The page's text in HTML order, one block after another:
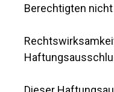
Berechtigten